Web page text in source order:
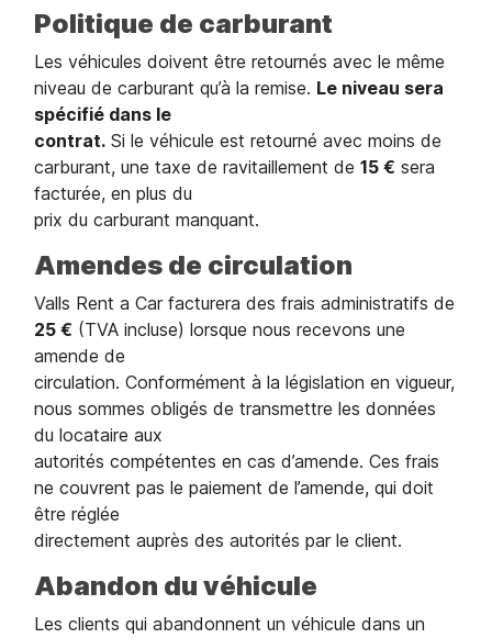
Politique de carburant
Les véhicules doivent être retournés avec le même
niveau de carburant qu’à la remise. Le niveau sera
spécifié dans le
contrat. Si le véhicule est retourné avec moins de
carburant, une taxe de ravitaillement de 15 € sera
facturée, en plus du
prix du carburant manquant.
Amendes de circulation
Valls Rent a Car facturera des frais administratifs de
25 € (TVA incluse) lorsque nous recevons une
amende de
circulation. Conformément à la législation en vigueur,
nous sommes obligés de transmettre les données
du locataire aux
autorités compétentes en cas d’amende. Ces frais
ne couvrent pas le paiement de l’amende, qui doit
être réglée
directement auprès des autorités par le client.
Abandon du véhicule
Les clients qui abandonnent un véhicule dans un